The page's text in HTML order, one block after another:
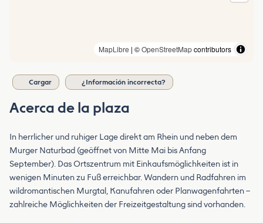
MapLibre | ©OpenStreetMapcontributors
Cargar ¿Información incorrecta?
Acerca de la plaza
In herrlicher und ruhiger Lage direkt am Rhein und neben dem
Murger Naturbad (geöffnet von Mitte Mai bis Anfang
September). Das Ortszentrum mit Einkaufsmöglichkeiten ist in
wenigen Minuten zu Fuß erreichbar. Wandern und Radfahren im
wildromantischen Murgtal, Kanufahren oder Planwagenfahrten –
zahlreiche Möglichkeiten der Freizeitgestaltung sind vorhanden.